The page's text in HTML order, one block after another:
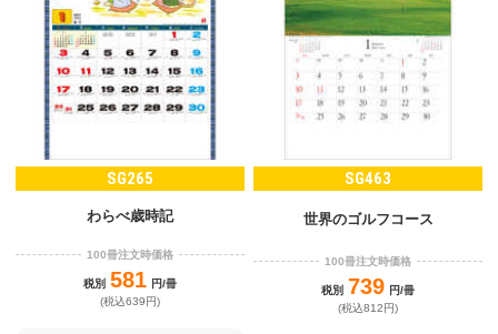
SG265
わらべ歳時記
100冊注文時価格
税別 581 円/冊
(税込639円)
SG463
世界のゴルフコース
100冊注文時価格
税別 739 円/冊
(税込812円)